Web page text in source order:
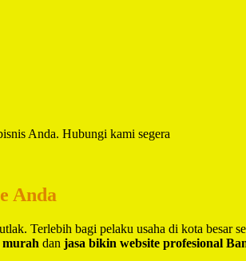
Anda. Hubungi kami segera
Anda
Terlebih bagi pelaku usaha di kota besar
murah dan jasa bikin website profesional